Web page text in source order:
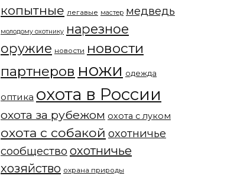
копытные легавые мастер медведь
молодому охотнику нарезное
оружие новости новости
партнеров ножи одежда
оптика охота в России
охота за рубежом охота с луком
охота с собакой охотничье
сообщество охотничье
хозяйство охрана природы